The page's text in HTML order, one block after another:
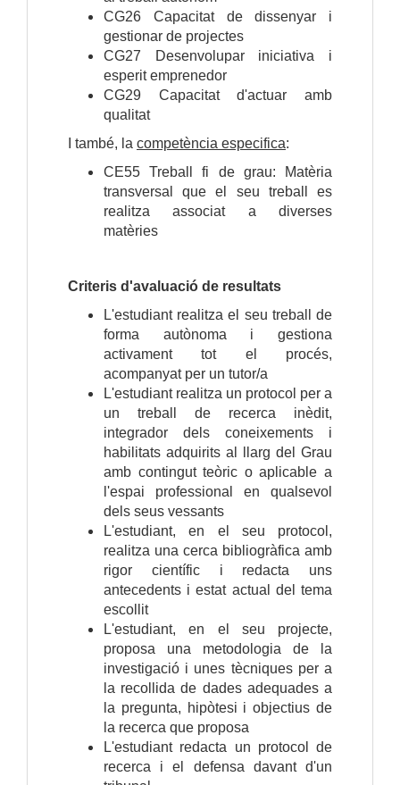
CG26 Capacitat de dissenyar i
gestionar de projectes
CG27 Desenvolupar iniciativa i
esperit emprenedor
CG29 Capacitat d'actuar amb
qualitat
I també, la competència especifica:
CE55 Treball fi de grau: Matèria
transversal que el seu treball es
realitza associat a diverses
matèries
Criteris d'avaluació de resultats
L'estudiant realitza el seu treball de
forma autònoma i gestiona
activament tot el procés,
acompanyat per un tutor/a
L'estudiant realitza un protocol per a
un treball de recerca inèdit,
integrador dels coneixements i
habilitats adquirits al llarg del Grau
amb contingut teòric o aplicable a
l'espai professional en qualsevol
dels seus vessants
L'estudiant, en el seu protocol,
realitza una cerca bibliogràfica amb
rigor científic i redacta uns
antecedents i estat actual del tema
escollit
L'estudiant, en el seu projecte,
proposa una metodologia de la
investigació i unes tècniques per a
la recollida de dades adequades a
la pregunta, hipòtesi i objectius de
la recerca que proposa
L'estudiant redacta un protocol de
recerca i el defensa davant d'un